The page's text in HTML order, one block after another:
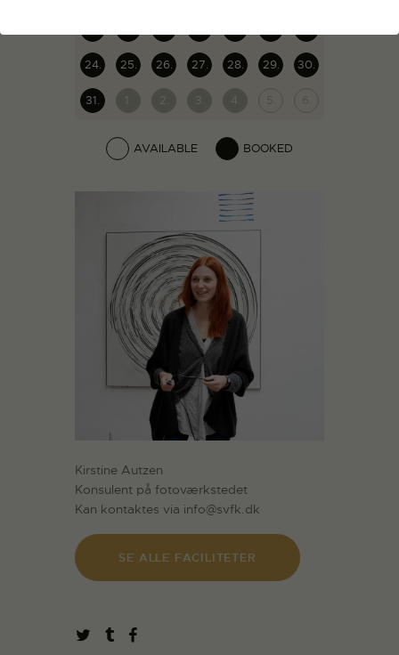
24. 25. 26. 27. 28. 29. 30.
31. 2. 3. 4.
AVAILABLE BOOKED
Kirstine Autzen
Konsulent på fotoværkstedet
Kan kontaktes via info@svfk.dk
SE ALLE FACILITETER